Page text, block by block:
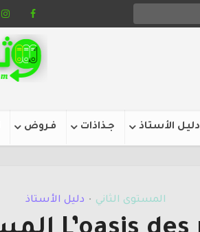
دليل الأستاذ جـذاذات فـروض
المستوى الثاني • دليل الأستاذ